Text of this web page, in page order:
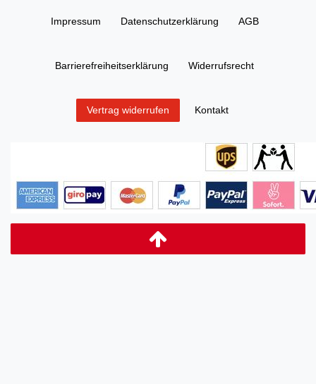
Impressum Daten­schutz­erklärung AGB
Barrierefreiheitserklärung Widerrufs­recht
Vertrag widerrufen Kontakt